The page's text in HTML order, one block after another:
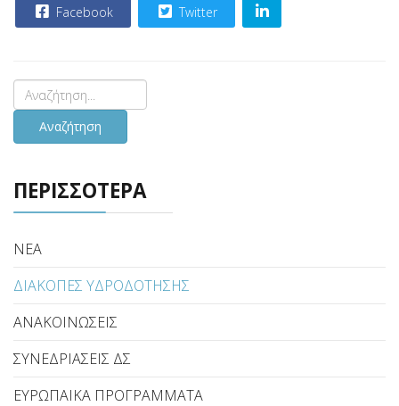
Facebook Twitter
Αναζήτηση
ΠΕΡΙΣΣΟΤΕΡΑ
ΝΕΑ
ΔΙΑΚΟΠΕΣ ΥΔΡΟΔΟΤΗΣΗΣ
ΑΝΑΚΟΙΝΩΣΕΙΣ
ΣΥΝΕΔΡΙΑΣΕΙΣ ΔΣ
ΕΥΡΩΠΑΙΚΑ ΠΡΟΓΡΑΜΜΑΤΑ